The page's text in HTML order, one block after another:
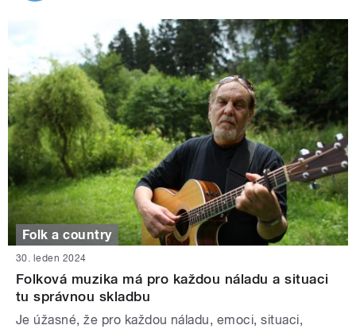
Folk a country
30. leden 2024
Folková muzika má pro každou náladu a situaci
tu správnou skladbu
Je úžasné, že pro každou náladu, emoci, situaci,